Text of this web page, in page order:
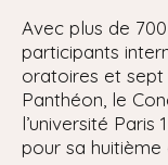
Avec plus de
participants
oratoires et sept
Panthéon, le
l’université
pour sa huitième